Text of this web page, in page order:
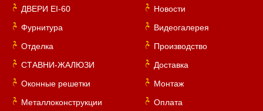
ДВЕРИ EI-60
Фурнитура
Отделка
СТАВНИ-ЖАЛЮЗИ
Оконные решетки
Металлоконструкции
Новости
Видеогалерея
Производство
Доставка
Монтаж
Оплата